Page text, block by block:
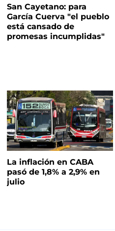
San Cayetano: para
García Cuerva "el pueblo
está cansado de
promesas incumplidas"
La inflación en CABA
pasó de 1,8% a 2,9% en
julio